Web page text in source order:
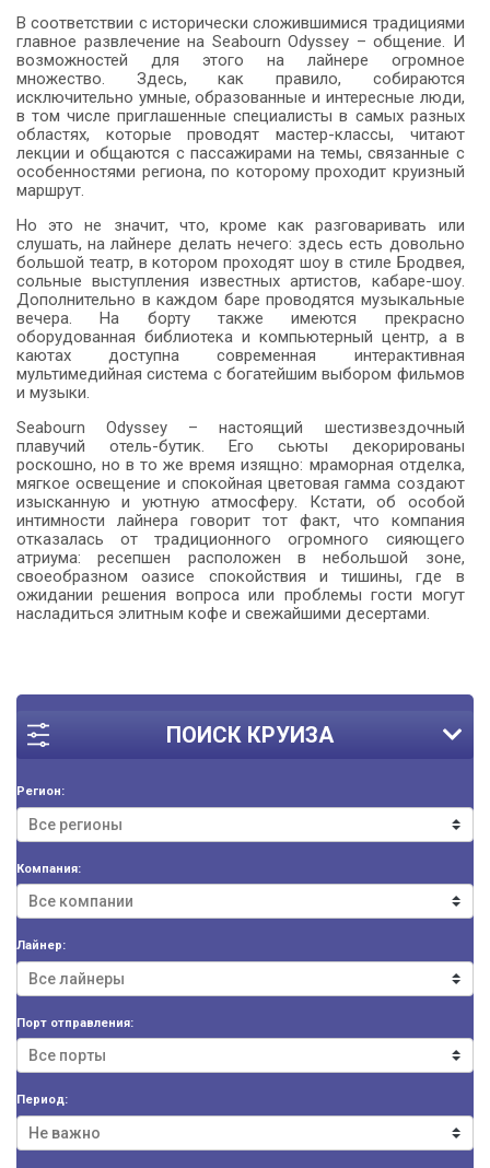
ПОИСК КРУИЗА
Регион:
Компания:
Лайнер:
Порт отправления:
Период:
В соответствии с исторически сложившимися традициями
главное развлечение на Seabourn Odyssey – общение. И
возможностей для этого на лайнере огромное
множество. Здесь, как правило, собираются
исключительно умные, образованные и интересные люди,
в том числе приглашенные специалисты в самых разных
областях, которые проводят мастер-классы, читают
лекции и общаются с пассажирами на темы, связанные с
особенностями региона, по которому проходит круизный
маршрут.
Но это не значит, что, кроме как разговаривать или
слушать, на лайнере делать нечего: здесь есть довольно
большой театр, в котором проходят шоу в стиле Бродвея,
сольные выступления известных артистов, кабаре-шоу.
Дополнительно в каждом баре проводятся музыкальные
вечера. На борту также имеются прекрасно
оборудованная библиотека и компьютерный центр, а в
каютах доступна современная интерактивная
мультимедийная система с богатейшим выбором фильмов
и музыки.
Seabourn Odyssey – настоящий шестизвездочный
плавучий отель-бутик. Его сьюты декорированы
роскошно, но в то же время изящно: мраморная отделка,
мягкое освещение и спокойная цветовая гамма создают
изысканную и уютную атмосферу. Кстати, об особой
интимности лайнера говорит тот факт, что компания
отказалась от традиционного огромного сияющего
атриума: ресепшен расположен в небольшой зоне,
своеобразном оазисе спокойствия и тишины, где в
ожидании решения вопроса или проблемы гости могут
насладиться элитным кофе и свежайшими десертами.